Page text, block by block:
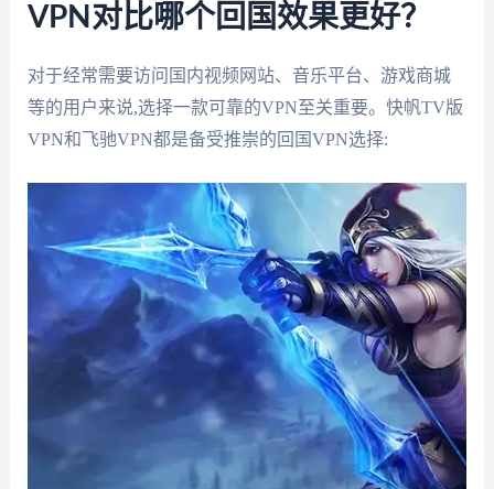
VPN对比哪个回国效果更好？
对于经常需要访问国内视频网站、音乐平台、游戏商城
等的用户来说,选择一款可靠的VPN至关重要。快帆TV版
VPN和飞驰VPN都是备受推崇的回国VPN选择: